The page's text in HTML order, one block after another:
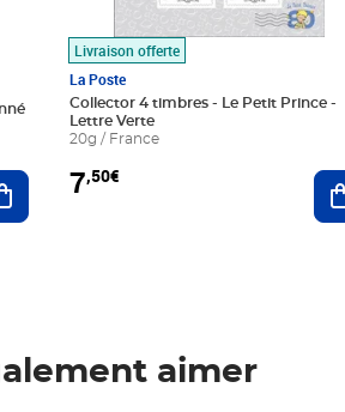
Ajouter au panier
Livraison offerte
La Poste
Collector 4 timbres - Le Petit Prince -
Lettre Verte
20g / France
7,50€
aimer